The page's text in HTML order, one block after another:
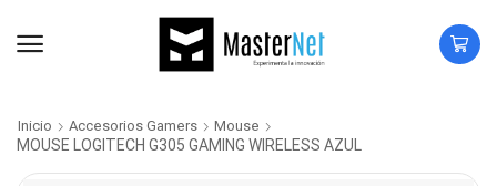
Inicio Accesorios Gamers Mouse
MOUSE LOGITECH G305 GAMING WIRELESS AZUL